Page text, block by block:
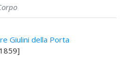
Giulini della Porta